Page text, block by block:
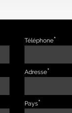
Téléphone
Adresse
Pays